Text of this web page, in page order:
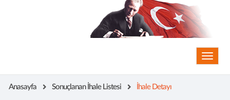
Anasayfa Sonuçlanan İhale Listesi İhale Detayı